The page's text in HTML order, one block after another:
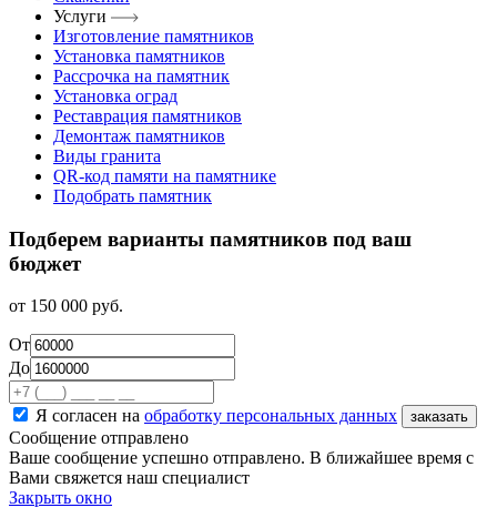
Услуги
Изготовление памятников
Установка памятников
Рассрочка на памятник
Установка оград
Реставрация памятников
Демонтаж памятников
Виды гранита
QR-код памяти на памятнике
Подобрать памятник
Подберем варианты памятников под ваш
бюджет
от 150 000 руб.
От
До
Я согласен на обработку персональных данных
Сообщение отправлено
Ваше сообщение успешно отправлено. В ближайшее время с
Вами свяжется наш специалист
Закрыть окно